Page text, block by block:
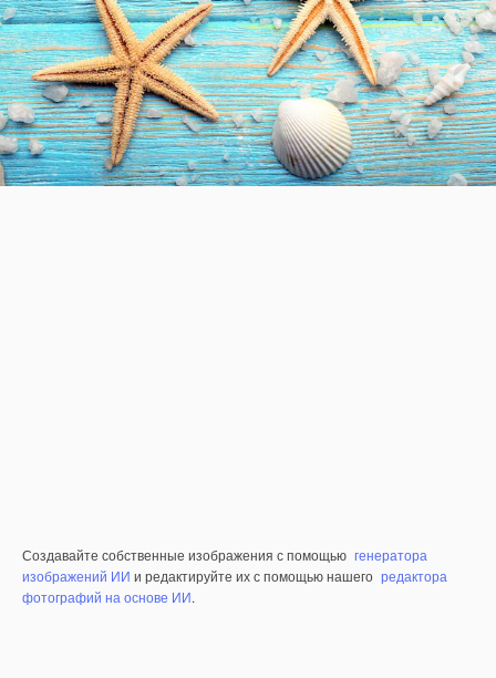
Создавайте собственные изображения с помощью генератора
изображений ИИ и редактируйте их с помощью нашего редактора
фотографий на основе ИИ.